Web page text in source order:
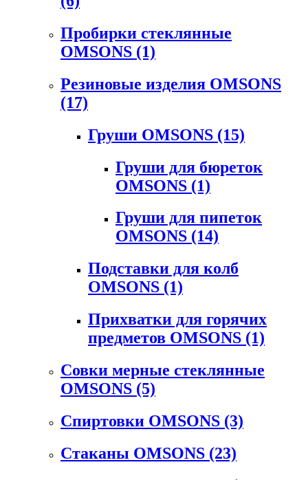
Пробирки стеклянные
OMSONS (1)
Резиновые изделия OMSONS
(17)
Груши OMSONS (15)
Груши для бюреток
OMSONS (1)
Груши для пипеток
OMSONS (14)
Подставки для колб
OMSONS (1)
Прихватки для горячих
предметов OMSONS (1)
Совки мерные стеклянные
OMSONS (5)
Спиртовки OMSONS (3)
Стаканы OMSONS (23)